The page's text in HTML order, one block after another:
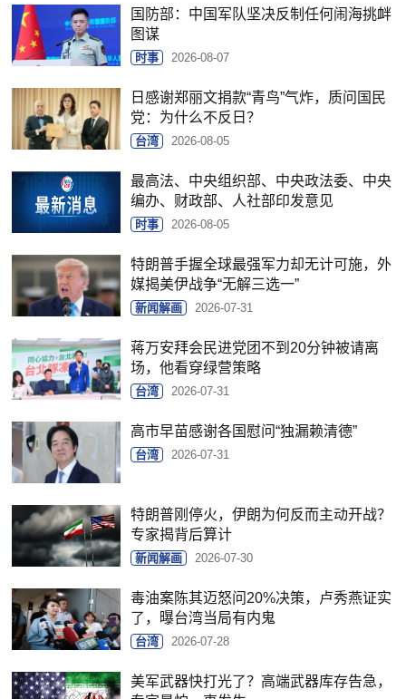
国防部：中国军队坚决反制任何闹海挑衅
图谋
时事 2026-08-07
日感谢郑丽文捐款“青鸟”气炸，质问国民
党：为什么不反日？
台湾 2026-08-05
最高法、中央组织部、中央政法委、中央
编办、财政部、人社部印发意见
时事 2026-08-05
特朗普手握全球最强军力却无计可施，外
媒揭美伊战争“无解三选一”
新闻解画 2026-07-31
蒋万安拜会民进党团不到20分钟被请离
场，他看穿绿营策略
台湾 2026-07-31
高市早苗感谢各国慰问“独漏赖清德”
台湾 2026-07-31
特朗普刚停火，伊朗为何反而主动开战？
专家揭背后算计
新闻解画 2026-07-30
毒油案陈其迈怒问20%决策，卢秀燕证实
了，曝台湾当局有内鬼
台湾 2026-07-28
美军武器快打光了？高端武器库存告急，